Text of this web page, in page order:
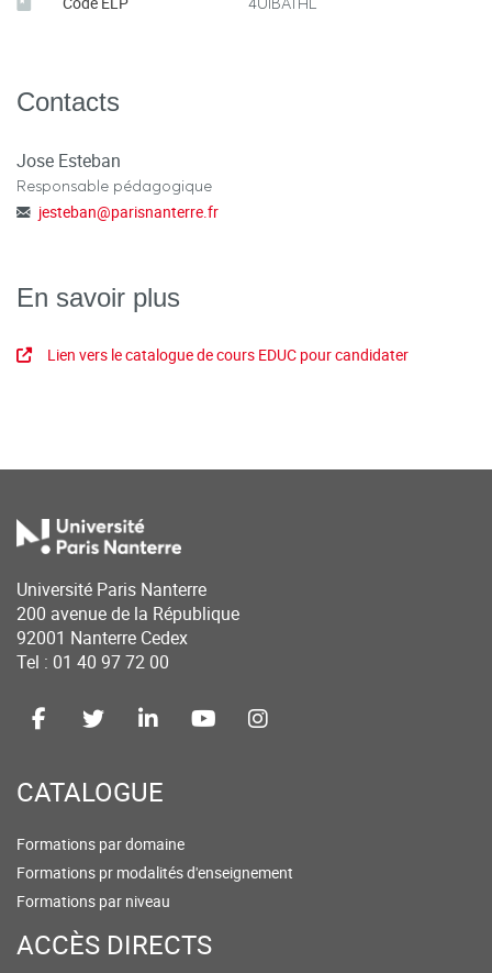
Contacts
Jose Esteban
Responsable pédagogique
jesteban@parisnanterre.fr
En savoir plus
Lien vers le catalogue de cours EDUC pour candidater
Université Paris Nanterre
200 avenue de la République
92001 Nanterre Cedex
Tel : 01 40 97 72 00
CATALOGUE
Formations par domaine
Formations pr modalités d'enseignement
Formations par niveau
ACCÈS DIRECTS